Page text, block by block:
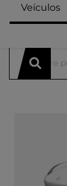
Veículos